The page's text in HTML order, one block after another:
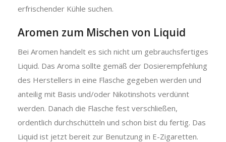
erfrischender Kühle suchen.
Aromen zum Mischen von Liquid
Bei Aromen handelt es sich nicht um gebrauchsfertiges
Liquid. Das Aroma sollte gemäß der Dosierempfehlung
des Herstellers in eine Flasche gegeben werden und
anteilig mit Basis und/oder Nikotinshots verdünnt
werden. Danach die Flasche fest verschließen,
ordentlich durchschütteln und schon bist du fertig. Das
Liquid ist jetzt bereit zur Benutzung in E-Zigaretten.